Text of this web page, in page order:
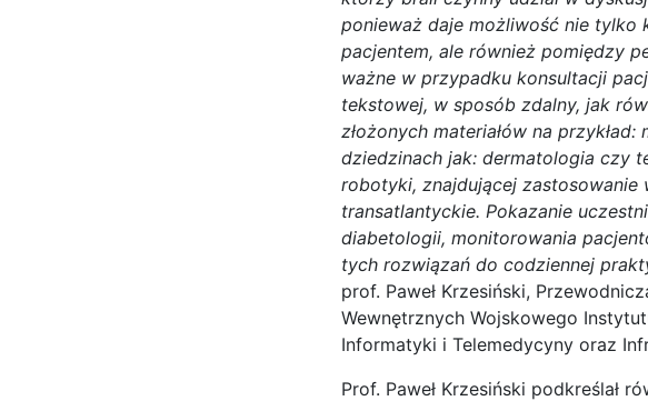
ponieważ daje możliwość nie tylko
pacjentem, ale również pomiędzy
ważne w przypadku konsultacji
tekstowej, w sposób zdalny, jak
złożonych materiałów na
dziedzinach jak: dermatologia czy
robotyki, znajdującej
transatlantyckie. Pokazanie
diabetologii, monitorowania
tych rozwiązań do codziennej
prof. Paweł Krzesiński,
Wewnętrznych Wojskowego
Informatyki i Telemedycyny oraz
Prof. Paweł Krzesiński podkreślał